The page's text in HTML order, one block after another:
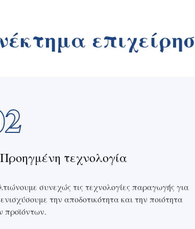
Προηγμένη τεχνολογία
συνεχώς τις τεχνολογίες παραγωγής για
την αποδοτικότητα και την ποιότητα
προϊόντων.